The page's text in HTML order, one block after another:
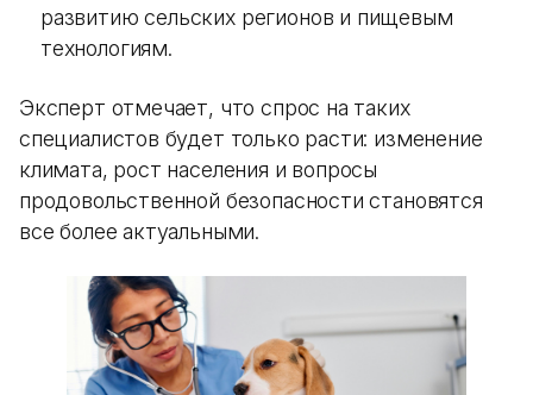
развитию сельских регионов и пищевым
технологиям.
Эксперт отмечает, что спрос на таких
специалистов будет только расти: изменение
климата, рост населения и вопросы
продовольственной безопасности становятся
все более актуальными.